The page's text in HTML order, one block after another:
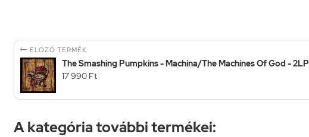
 ELŐZŐ TERMÉK
The Smashing Pumpkins - Machina/The Machines Of God - 2LP
17 990 Ft
A kategória további termékei: